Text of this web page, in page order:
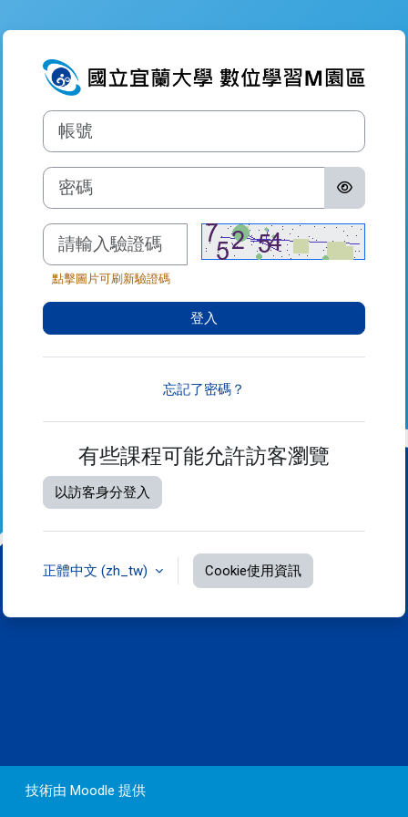
登入到數位學習
帳號
密碼
驗證碼
點擊圖片可刷新驗證碼
登入
忘記了密碼？
有些課程可能允許訪客瀏覽
以訪客身分登入
正體中文 ‎(zh_tw)‎ Cookie使用資訊
技術由 Moodle 提供